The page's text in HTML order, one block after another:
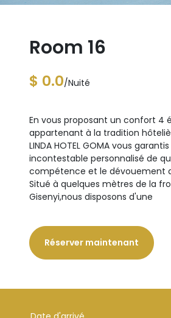
Room 16
$ 0.0/Nuité
En vous proposant un confort 4
appartenant à la tradition
LINDA HOTEL GOMA vous
incontestable personnalisé de
compétence et le dévouement
Situé à quelques mètres de la
Gisenyi,nous disposons d'une
Réserver maintenant